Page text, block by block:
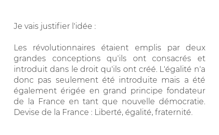
Je vais justifier l'idée :
Les révolutionnaires étaient emplis par deux
grandes conceptions qu'ils ont consacrés et
introduit dans le droit qu'ils ont créé. L'égalité n'a
donc pas seulement été introduite mais a été
également érigée en grand principe fondateur
de la France en tant que nouvelle démocratie.
Devise de la France : Liberté, égalité, fraternité.